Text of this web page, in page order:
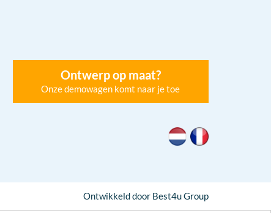
Ontwerp op maat?
Onze demowagen komt naar je toe
Ontwikkeld door Best4u Group